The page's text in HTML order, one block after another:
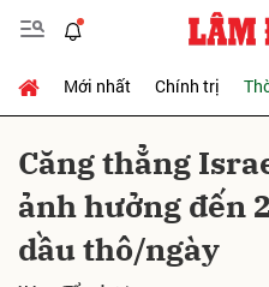
Mới nhất Chính trị
Căng thẳng
ảnh hưởng đến
dầu thô/ngày
Gửi bình luận